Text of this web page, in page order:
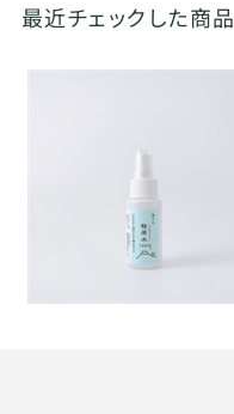
最近チェックした商品